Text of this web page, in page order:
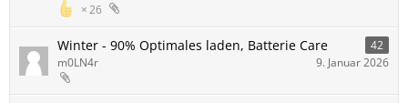
26
Winter - 90% Optimales laden, Batterie Care
42
m0LN4r
9. Januar 2026